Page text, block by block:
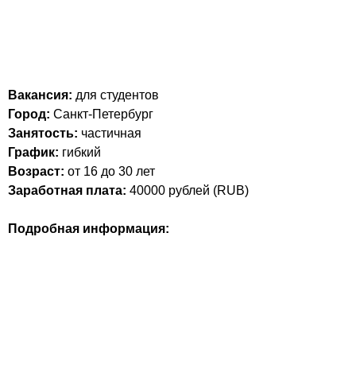
Вакансия: для студентов
Город: Санкт-Петербург
Занятость: частичная
График: гибкий
Возраст: от 16 до 30 лет
Заработная плата: 40000 рублей (RUB)
Подробная информация: